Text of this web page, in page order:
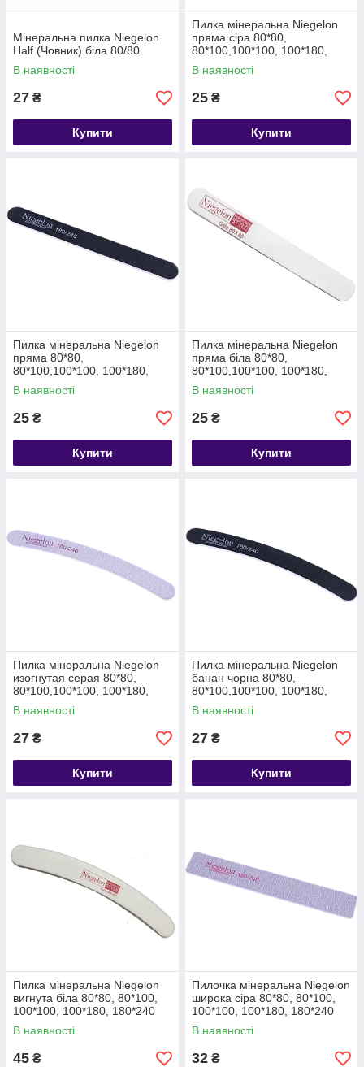
Мінеральна пилка Niegelon
Half (Човник) біла 80/80
В наявності
27 ₴
Купити
Пилка мінеральна Niegelon
пряма сіра 80*80,
80*100,100*100, 100*180,
180*240
В наявності
25 ₴
Купити
Пилка мінеральна Niegelon
пряма 80*80,
80*100,100*100, 100*180,
180*240
В наявності
25 ₴
Купити
Пилка мінеральна Niegelon
пряма біла 80*80,
80*100,100*100, 100*180,
180*240
В наявності
25 ₴
Купити
Пилка мінеральна Niegelon
изогнутая серая 80*80,
80*100,100*100, 100*180,
180*240
В наявності
27 ₴
Купити
Пилка мінеральна Niegelon
банан чорна 80*80,
80*100,100*100, 100*180,
180*240
В наявності
27 ₴
Купити
Пилка мінеральна Niegelon
вигнута біла 80*80, 80*100,
100*100, 100*180, 180*240
В наявності
45 ₴
Пилочка мінеральна Niegelon
широка сіра 80*80, 80*100,
100*100, 100*180, 180*240
В наявності
32 ₴